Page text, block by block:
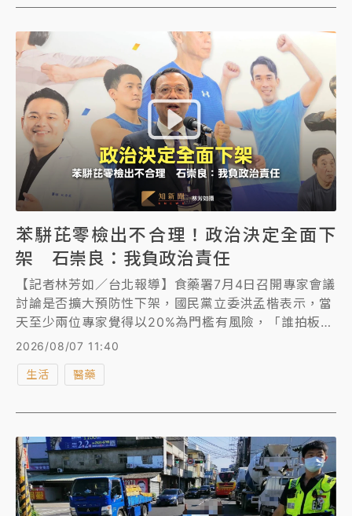
公司300萬元。
苯駢芘零檢出不合理！政治決定全面下
架 石崇良：我負政治責任
【記者林芳如／台北報導】食藥署7月4日召開專家會議
討論是否擴大預防性下架，國民黨立委洪孟楷表示，當
天至少兩位專家覺得以20%為門檻有風險，「誰拍板
20%，誰就下台負責。衛福部長石崇良今日回應，20%
的標準是根據專家會議、科學討論之後所做的決定，而
「全面性」不論使用多少濃度的問題油都下架，這是
2026/08/07 11:40
生活 醫藥